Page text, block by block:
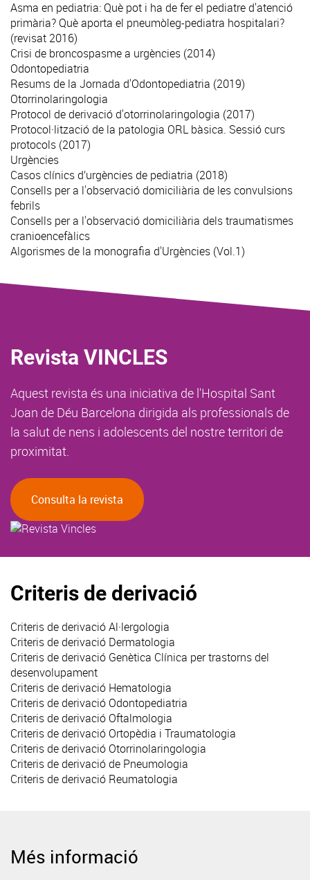
Asma en pediatria: Què pot i ha de fer el pediatre d'atenció
primària? Què aporta el pneumòleg-pediatra hospitalari?
(revisat 2016)
Crisi de broncospasme a urgències (2014)
Odontopediatria
Resums de la Jornada d'Odontopediatria (2019)
Otorrinolaringologia
Protocol de derivació d'otorrinolaringologia (2017)
Protocol·lització de la patologia ORL bàsica. Sessió curs
protocols (2017)
Urgències
Casos clínics d’urgències de pediatria (2018)
Consells per a l'observació domiciliària de les convulsions
febrils
Consells per a l'observació domiciliària dels traumatismes
cranioencefàlics
Algorismes de la monografia d'Urgències (Vol.1)
Revista VINCLES
Aquest revista és una iniciativa de l'Hospital Sant
Joan de Déu Barcelona dirigida als professionals de
la salut de nens i adolescents del nostre territori de
proximitat.
Consulta la revista
Criteris de derivació
Criteris de derivació Al·lergologia
Criteris de derivació Dermatologia
Criteris de derivació Genètica Clínica per trastorns del
desenvolupament
Criteris de derivació Hematologia
Criteris de derivació Odontopediatria
Criteris de derivació Oftalmologia
Criteris de derivació Ortopèdia i Traumatologia
Criteris de derivació Otorrinolaringologia
Criteris de derivació de Pneumologia
Criteris de derivació Reumatologia
Més informació